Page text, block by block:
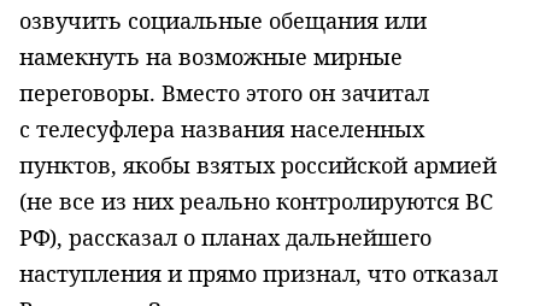
озвучить социальные обещания или
намекнуть на возможные мирные
переговоры. Вместо этого он зачитал
с телесуфлера названия населенных
пунктов, якобы взятых российской армией
(не все из них реально контролируются ВС
РФ), рассказал о планах дальнейшего
наступления и прямо признал, что отказал